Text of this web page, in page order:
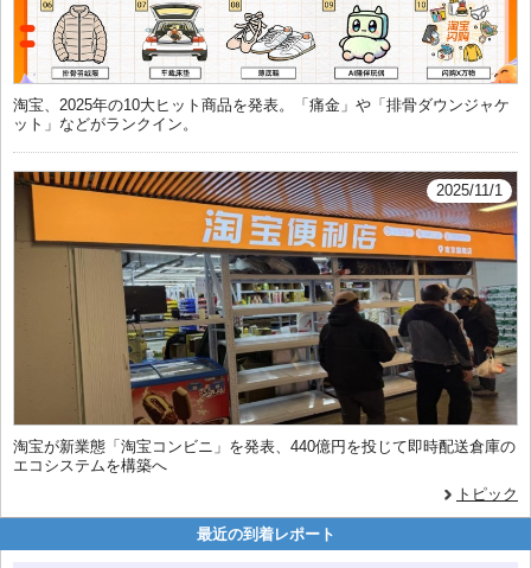
淘宝、2025年の10大ヒット商品を発表。「痛金」や「排骨ダウンジャケ
ット」などがランクイン。
2025/11/1
淘宝が新業態「淘宝コンビニ」を発表、440億円を投じて即時配送倉庫の
エコシステムを構築へ
トピック
最近の到着レポート